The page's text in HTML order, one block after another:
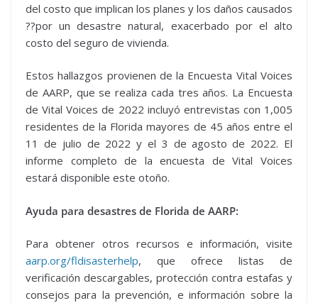
del costo que implican los planes y los daños causados
??por un desastre natural, exacerbado por el alto
costo del seguro de vivienda.
Estos hallazgos provienen de la Encuesta Vital Voices
de AARP, que se realiza cada tres años. La Encuesta
de Vital Voices de 2022 incluyó entrevistas con 1,005
residentes de la Florida mayores de 45 años entre el
11 de julio de 2022 y el 3 de agosto de 2022. El
informe completo de la encuesta de Vital Voices
estará disponible este otoño.
Ayuda para desastres de Florida de AARP:
Para obtener otros recursos e información, visite
aarp.org/fldisasterhelp, que ofrece listas de
verificación descargables, protección contra estafas y
consejos para la prevención, e información sobre la